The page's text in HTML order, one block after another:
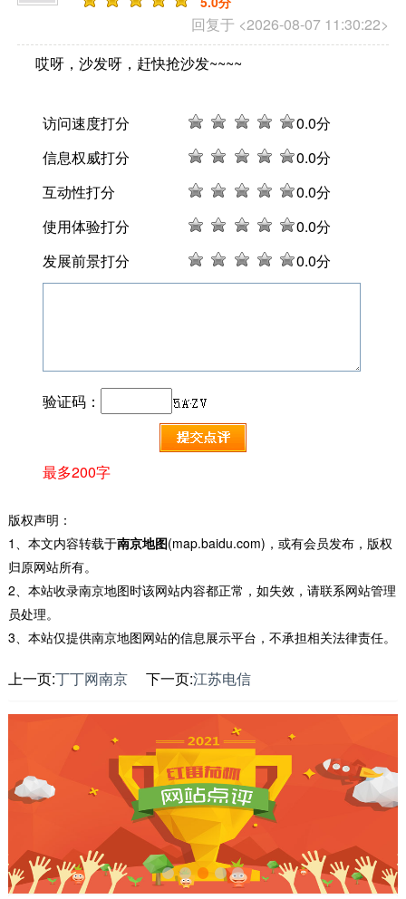
回复于 <2026-08-07 11:30:22>
哎呀，沙发呀，赶快抢沙发~~~~
访问速度打分 0.0分
信息权威打分
0.0分
互动性打分
0.0分
使用体验打分
0.0分
发展前景打分
0.0分
验证码：
最多200字
版权声明：
1、本文内容转载于南京地图(map.baidu.com)，或有会员发布，版权
归原网站所有。
2、本站收录南京地图时该网站内容都正常，如失效，请联系网站管理
员处理。
3、本站仅提供南京地图网站的信息展示平台，不承担相关法律责任。
上一页:丁丁网南京 下一页:江苏电信